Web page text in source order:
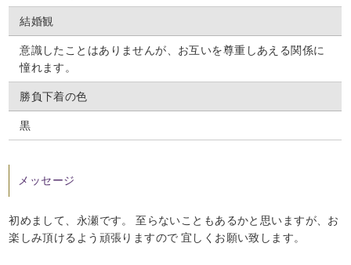
結婚観
意識したことはありませんが、お互いを尊重しあえる関係に
憧れます。
勝負下着の色
黒
メッセージ
初めまして、永瀬です。 至らないこともあるかと思いますが、お
楽しみ頂けるよう頑張りますので 宜しくお願い致します。